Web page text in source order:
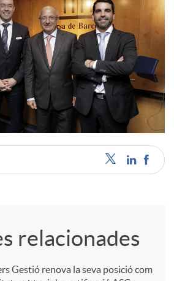
relacionades
Gestió renova la seva posició com